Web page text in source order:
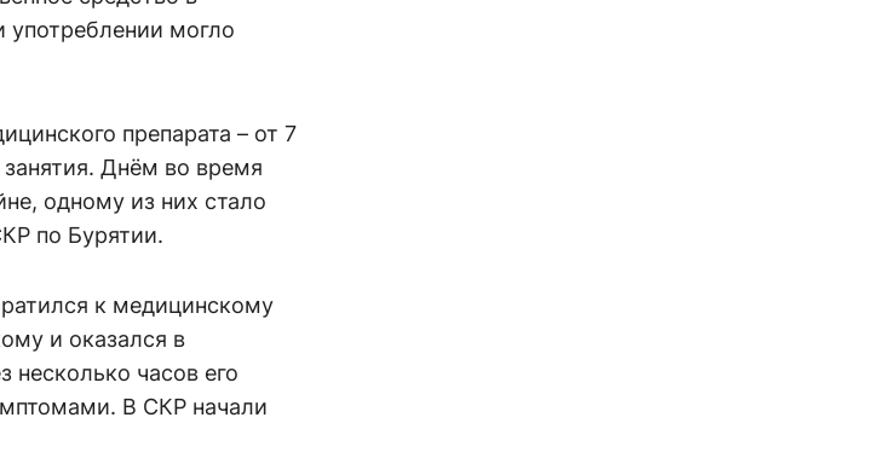
употреблении могло
препарата – от 7
Днём во время
одному из них стало
по Бурятии.
к медицинскому
и оказался в
часов его
В СКР начали